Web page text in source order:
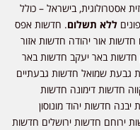
אסטרולוגית, בישראל – כולל
ללא תשלום. חדשות אפס
חדשות אור יהודה חדשות אזור
באר יעקב חדשות באר
שמואל חדשות גבעתיים
חדשות דימונה חדשות
חדשות יהוד מונוסון
ירוחם חדשות ירושלים חדשות